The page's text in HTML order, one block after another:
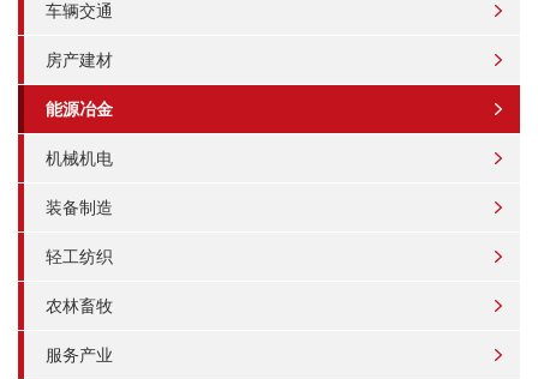
车辆交通
房产建材
能源冶金
机械机电
装备制造
轻工纺织
农林畜牧
服务产业